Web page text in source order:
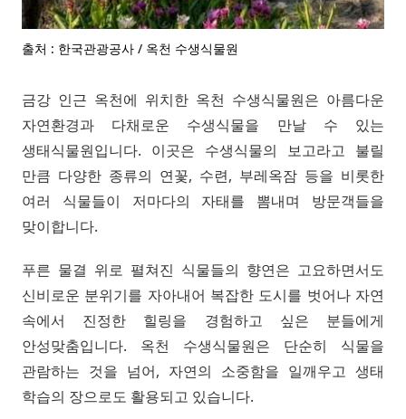
출처 : 한국관광공사 / 옥천 수생식물원
금강 인근 옥천에 위치한 옥천 수생식물원은 아름다운
자연환경과 다채로운 수생식물을 만날 수 있는
생태식물원입니다. 이곳은 수생식물의 보고라고 불릴
만큼 다양한 종류의 연꽃, 수련, 부레옥잠 등을 비롯한
여러 식물들이 저마다의 자태를 뽐내며 방문객들을
맞이합니다.
푸른 물결 위로 펼쳐진 식물들의 향연은 고요하면서도
신비로운 분위기를 자아내어 복잡한 도시를 벗어나 자연
속에서 진정한 힐링을 경험하고 싶은 분들에게
안성맞춤입니다. 옥천 수생식물원은 단순히 식물을
관람하는 것을 넘어, 자연의 소중함을 일깨우고 생태
학습의 장으로도 활용되고 있습니다.